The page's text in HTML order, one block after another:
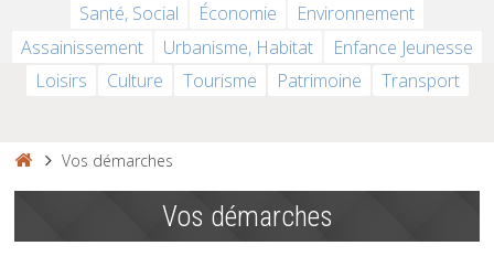
Santé, Social Économie
Environnement
Assainissement
Urbanisme, Habitat
Enfance Jeunesse
Loisirs
Culture Tourisme Patrimoine Transport
Vos démarches
Vos démarches